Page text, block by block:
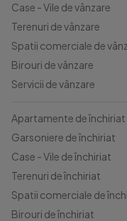
Case - Vile de vânzare
Terenuri de vânzare
Spatii comerciale de
Birouri de vânzare
Servicii de vânzare
Apartamente de închiriat
Garsoniere de închiriat
Case - Vile de închiriat
Terenuri de închiriat
Spatii comerciale de
Birouri de închiriat